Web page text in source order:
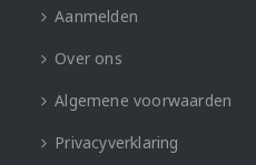
Aanmelden
Over ons
Algemene voorwaarden
Privacyverklaring